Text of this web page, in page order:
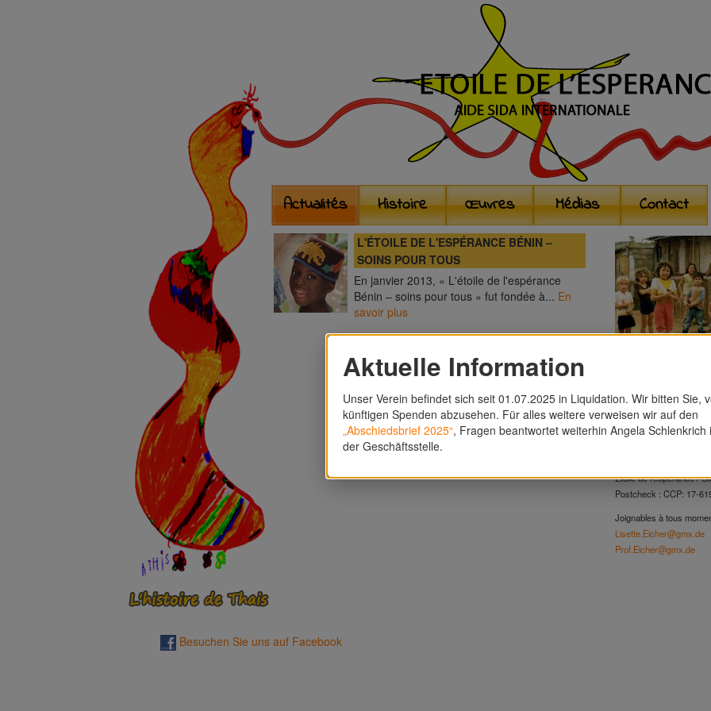
Actualités Histoire Œuvres Médias Contact
L'ÉTOILE DE L'ESPÉRANCE BÉNIN –
SOINS POUR TOUS
En janvier 2013, « L'étoile de l'espérance
Bénin – soins pour tous » fut fondée à... En
savoir plus
Route de Moncor 2
CH-1752 Villars sur
Téléphone : 0041 / (0)
Etoile de l'espérance /
Postcheck : CCP: 17-
Joignables à tous
Lisette.Eicher@gmx.de
Prof.Eicher@gmx.de
Besuchen Sie uns auf Facebook
Aktuelle Information
Unser Verein befindet sich seit 01.07.2025 in Liquidation. Wir bitten Sie,
künftigen Spenden abzusehen. Für alles weitere verweisen wir auf den
„Abschiedsbrief 2025“, Fragen beantwortet weiterhin Angela Schlenkrich
der Geschäftsstelle.